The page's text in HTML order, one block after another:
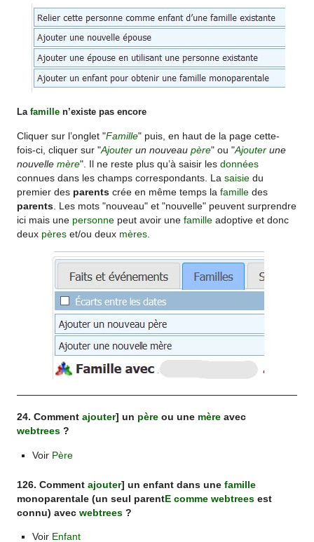
Lafamille n’existe pas encore
Cliquer sur l’onglet "Famille" puis, en haut de la page cette-
fois-ci, cliquer sur "Ajouter un nouveaupère" ou "Ajouter une
nouvellemère". Il ne reste plus qu’à saisir lesdonnées
connues dans les champs correspondants. Lasaisie du
premier des parents crée en même temps lafamille des
parents. Les mots "nouveau" et "nouvelle" peuvent surprendre
ici mais une personne peut avoir unefamille adoptive et donc
deux pères et/ou deux mères.
24. Commentajouter] un père ou une mère avec
webtrees ?
Voir Père
126. Commentajouter] un enfant dans unefamille
monoparentale (un seul parentE comme webtrees est
connu) avecwebtrees ?
Voir Enfant